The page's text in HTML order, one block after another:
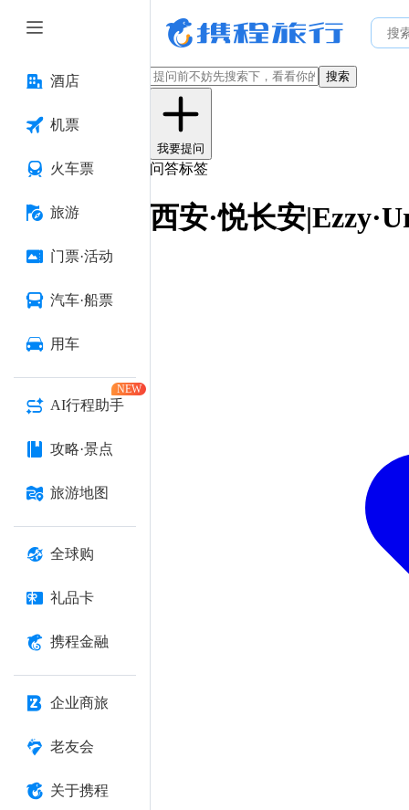
酒店
机票
火车票
旅游
门票·活动
汽车·船票
用车
AI行程助手
NEW
攻略·景点
旅游地图
全球购
礼品卡
携程金融
企业商旅
老友会
关于携程
搜索
我要提问
问答标签
西安·悦长安